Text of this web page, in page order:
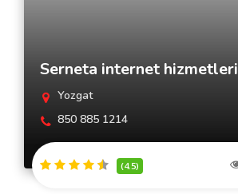
Serneta internet hizmetleri
Yozgat
850 885 1214
(4.5)